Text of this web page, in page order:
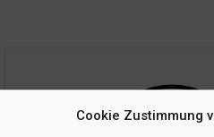
Cookie Zustimmung